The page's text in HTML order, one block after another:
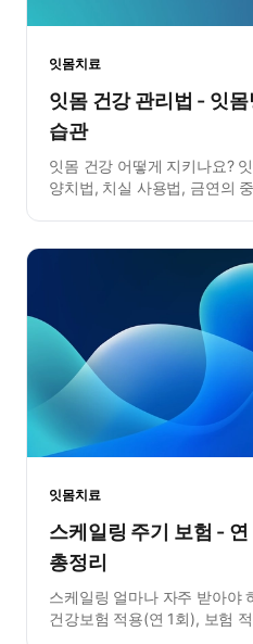
잇몸치료
잇몸 건강 관리법 - 잇
습관
잇몸 건강 어떻게 지키나요?
양치법, 치실 사용법, 금연의
잇몸치료
스케일링 주기 보험 -
총정리
스케일링 얼마나 자주 받아야
건강보험 적용(연 1회), 보험